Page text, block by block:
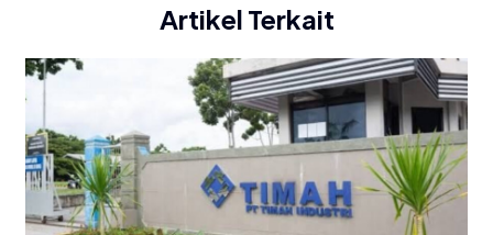
Artikel Terkait